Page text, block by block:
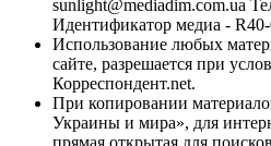
sunlight@mediadim.com.ua
Идентификатор медиа -
Использование любых
сайте, разрешается при
Корреспондент.net.
При копировании
Украины и мира», для